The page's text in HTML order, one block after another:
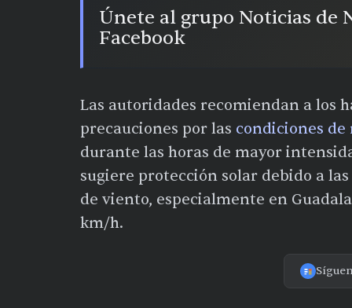
Únete al grupo Noticias de
Facebook
Las autoridades recomiendan a los
precauciones por las condiciones de
durante las horas de mayor
sugiere protección solar debido a
de viento, especialmente en
km/h.